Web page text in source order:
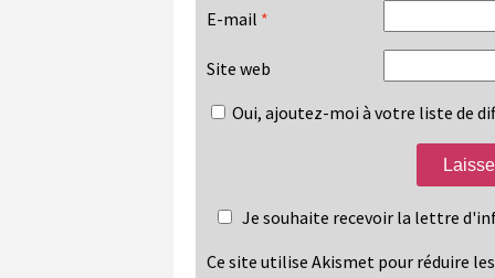
E-mail *
Site web
Oui, ajoutez-moi à votre liste de
Je souhaite recevoir la lettre
Ce site utilise Akismet pour réduire